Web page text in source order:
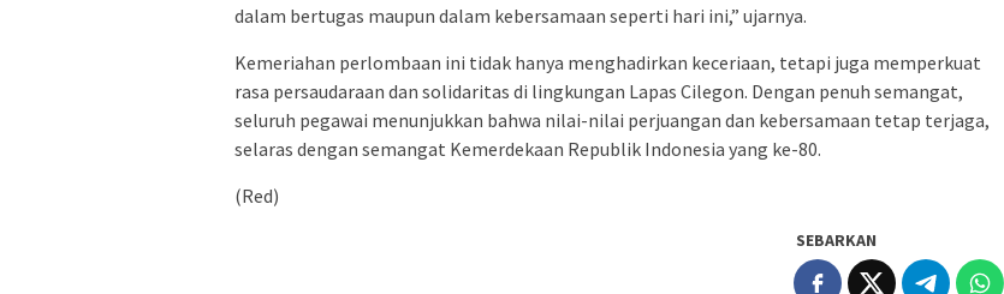
dalam bertugas maupun dalam kebersamaan seperti hari ini,” ujarnya.
Kemeriahan perlombaan ini tidak hanya menghadirkan keceriaan, tetapi juga memperkuat
rasa persaudaraan dan solidaritas di lingkungan Lapas Cilegon. Dengan penuh semangat,
seluruh pegawai menunjukkan bahwa nilai-nilai perjuangan dan kebersamaan tetap terjaga,
selaras dengan semangat Kemerdekaan Republik Indonesia yang ke-80.
(Red)
SEBARKAN